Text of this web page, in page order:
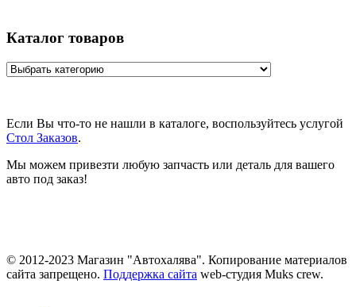
Каталог товаров
Если Вы что-то не нашли в каталоге, воспользуйтесь услугой
Стол Заказов.
Мы можем привезти любую запчасть или деталь для вашего
авто под заказ!
© 2012-2023 Магазин "Автохалява". Копирование материалов
сайта запрещено. Поддержка сайта web-студия Muks crew.